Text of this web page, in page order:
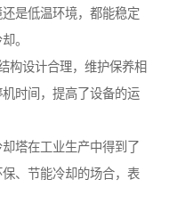
是低温环境，都能稳定
。
构设计合理，维护保养相
时间，提高了设备的运
塔在工业生产中得到了
、节能冷却的场合，表